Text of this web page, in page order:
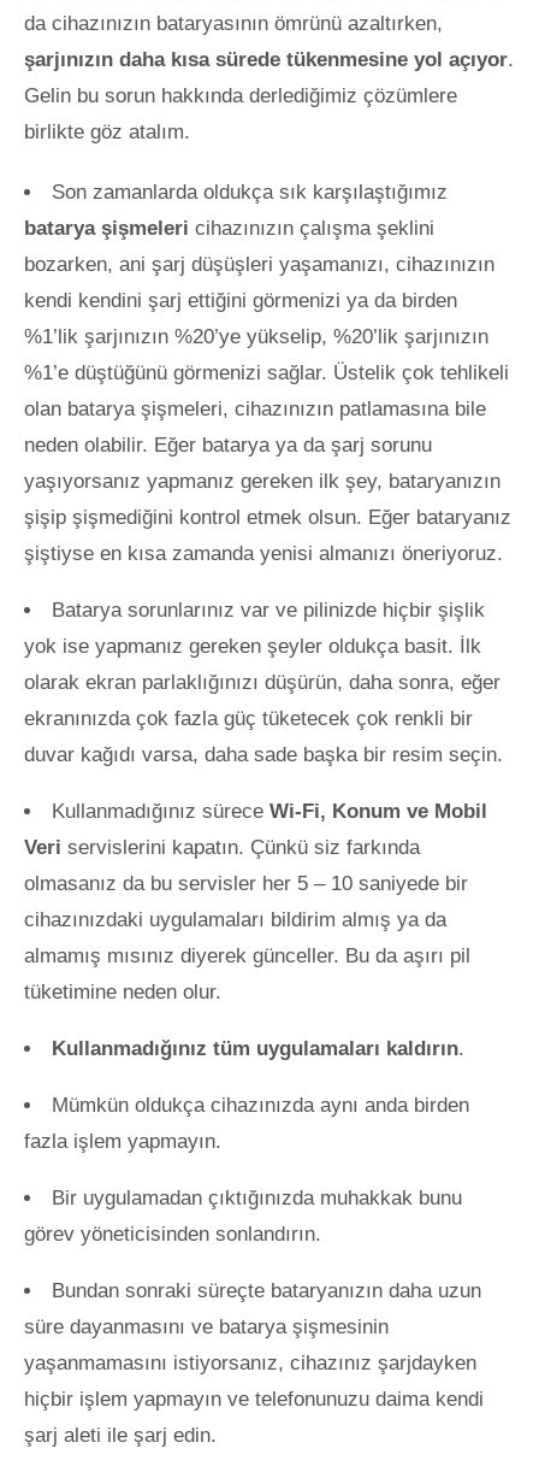
da cihazınızın bataryasının ömrünü azaltırken,
şarjınızın daha kısa sürede tükenmesine yol açıyor.
Gelin bu sorun hakkında derlediğimiz çözümlere
birlikte göz atalım.
Son zamanlarda oldukça sık karşılaştığımız
batarya şişmeleri cihazınızın çalışma şeklini
bozarken, ani şarj düşüşleri yaşamanızı, cihazınızın
kendi kendini şarj ettiğini görmenizi ya da birden
%1’lik şarjınızın %20’ye yükselip, %20’lik şarjınızın
%1’e düştüğünü görmenizi sağlar. Üstelik çok tehlikeli
olan batarya şişmeleri, cihazınızın patlamasına bile
neden olabilir. Eğer batarya ya da şarj sorunu
yaşıyorsanız yapmanız gereken ilk şey, bataryanızın
şişip şişmediğini kontrol etmek olsun. Eğer bataryanız
şiştiyse en kısa zamanda yenisi almanızı öneriyoruz.
Batarya sorunlarınız var ve pilinizde hiçbir şişlik
yok ise yapmanız gereken şeyler oldukça basit. İlk
olarak ekran parlaklığınızı düşürün, daha sonra, eğer
ekranınızda çok fazla güç tüketecek çok renkli bir
duvar kağıdı varsa, daha sade başka bir resim seçin.
Kullanmadığınız sürece Wi-Fi, Konum ve Mobil
Veri servislerini kapatın. Çünkü siz farkında
olmasanız da bu servisler her 5 – 10 saniyede bir
cihazınızdaki uygulamaları bildirim almış ya da
almamış mısınız diyerek günceller. Bu da aşırı pil
tüketimine neden olur.
Kullanmadığınız tüm uygulamaları kaldırın.
Mümkün oldukça cihazınızda aynı anda birden
fazla işlem yapmayın.
Bir uygulamadan çıktığınızda muhakkak bunu
görev yöneticisinden sonlandırın.
Bundan sonraki süreçte bataryanızın daha uzun
süre dayanmasını ve batarya şişmesinin
yaşanmamasını istiyorsanız, cihazınız şarjdayken
hiçbir işlem yapmayın ve telefonunuzu daima kendi
şarj aleti ile şarj edin.